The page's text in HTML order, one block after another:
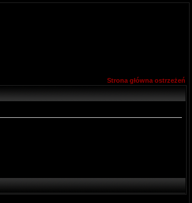
Strona główna ostrzeżeń